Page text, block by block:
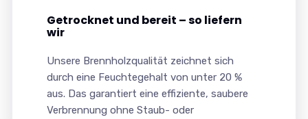
Getrocknet und bereit – so liefern
wir
Unsere Brennholzqualität zeichnet sich
durch eine Feuchtegehalt von unter 20 %
aus. Das garantiert eine effiziente, saubere
Verbrennung ohne Staub- oder